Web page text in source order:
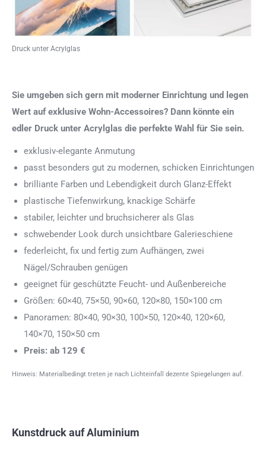
Druck unter Acrylglas
Sie umgeben sich gern mit moderner Einrichtung und legen
Wert auf exklusive Wohn-Accessoires? Dann könnte ein
edler Druck unter Acrylglas die perfekte Wahl für Sie sein.
exklusiv-elegante Anmutung
passt besonders gut zu modernen, schicken Einrichtungen
brilliante Farben und Lebendigkeit durch Glanz-Effekt
plastische Tiefenwirkung, knackige Schärfe
stabiler, leichter und bruchsicherer als Glas
schwebender Look durch unsichtbare Galerieschiene
federleicht, fix und fertig zum Aufhängen, zwei
Nägel/Schrauben genügen
geeignet für geschützte Feucht- und Außenbereiche
Größen: 60×40, 75×50, 90×60, 120×80, 150×100 cm
Panoramen: 80×40, 90×30, 100×50, 120×40, 120×60,
140×70, 150×50 cm
Preis: ab 129 €
Hinweis: Materialbedingt treten je nach Lichteinfall dezente Spiegelungen auf.
Kunstdruck auf Aluminium